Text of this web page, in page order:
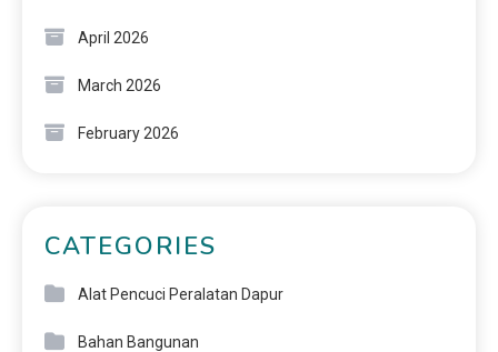
April 2026
March 2026
February 2026
CATEGORIES
Alat Pencuci Peralatan Dapur
Bahan Bangunan